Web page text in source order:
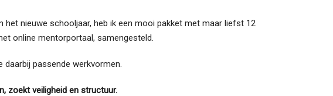
nieuwe schooljaar, heb ik een mooi pakket met maar liefst 12
online mentorportaal, samengesteld.
daarbij passende werkvormen.
zoekt veiligheid en structuur.